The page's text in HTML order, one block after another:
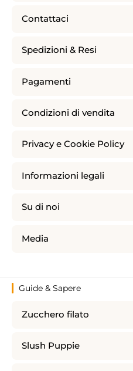
Contattaci
Spedizioni & Resi
Pagamenti
Condizioni di vendita
Privacy e Cookie Policy
Informazioni legali
Su di noi
Media
Guide & Sapere
Zucchero filato
Slush Puppie